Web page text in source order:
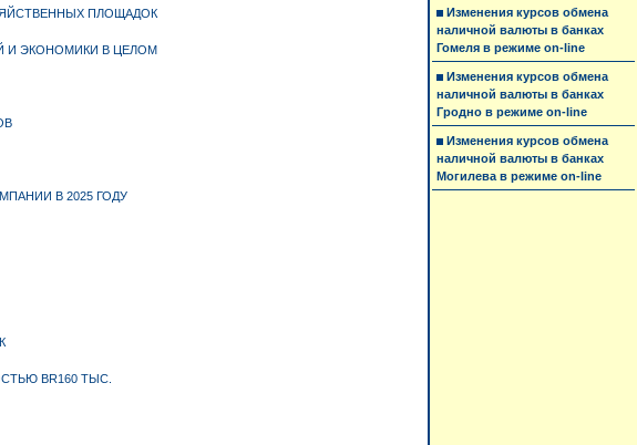
ПЛОЩАДОК
И ЭКОНОМИКИ В ЦЕЛОМ
В 2025 ГОДУ
BR160 ТЫС.
Изменения курсов обмена
наличной валюты в банках
Гомеля в режиме on-line
Изменения курсов обмена
наличной валюты в банках
Гродно в режиме on-line
Изменения курсов обмена
наличной валюты в банках
Могилева в режиме on-line